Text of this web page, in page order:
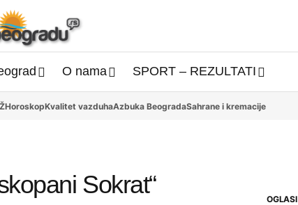
O nama SPORT – REZULTATI
HoroskopKvalitet vazduhaAzbuka BeogradaSahrane i kremacije
Sokrat“
OGLASI